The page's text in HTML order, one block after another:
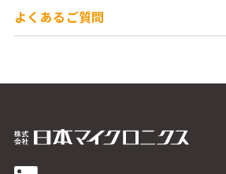
よくあるご質問